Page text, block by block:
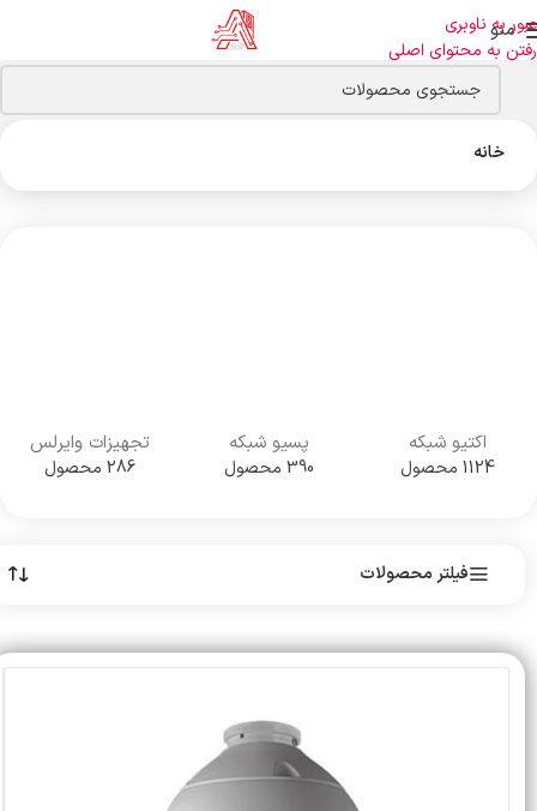
عبور به ناوبری
رفتن به محتوای اصلی
منو
خانه
اکتیو شبکه
1124 محصول
پسیو شبکه
390 محصول
تجهیزات وایرلس
286 محصول
فیلتر محصولات